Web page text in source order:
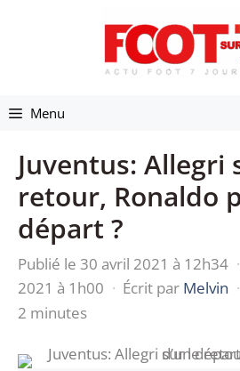
Menu
Juventus: Allegri
retour, Ronaldo
départ ?
Publié le 30 avril 2021 à 12h34 ·
2021 à 1h00 · Écrit par Melvin ·
2 minutes